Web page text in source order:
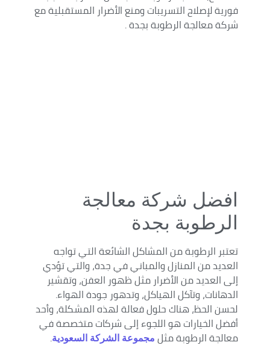
فورية لإصلاح التسريبات ومنع الأضرار المستقبلية مع
شركة معالجة الرطوبة بجدة .
افضل شركة معالجة
الرطوبة بجدة
تعتبر الرطوبة من المشاكل الشائعة التي تواجه
العديد من المنازل والمباني في جدة، والتي تؤدي
إلى العديد من الأضرار مثل ظهور العفن، وتقشير
الدهانات، وتآكل الهياكل، وتدهور جودة الهواء.
لحسن الحظ، هناك حلول فعالة لهذه المشكلة، وأحد
أفضل الخيارات هو اللجوء إلى شركات متخصصة في
معالجة الرطوبة مثل مجموعة الشركة السعودية.